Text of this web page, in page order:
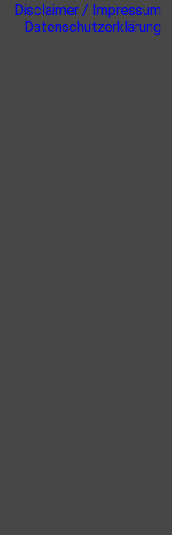
Disclaimer / Impressum
Datenschutzerklärung